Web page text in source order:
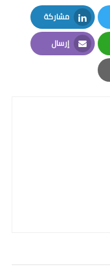
مشاركة
LinkedIn
إرسال
Email